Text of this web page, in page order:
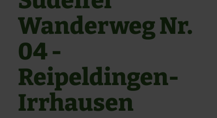
Wanderweg Nr.
04 -
Reipeldingen-
Irrhausen